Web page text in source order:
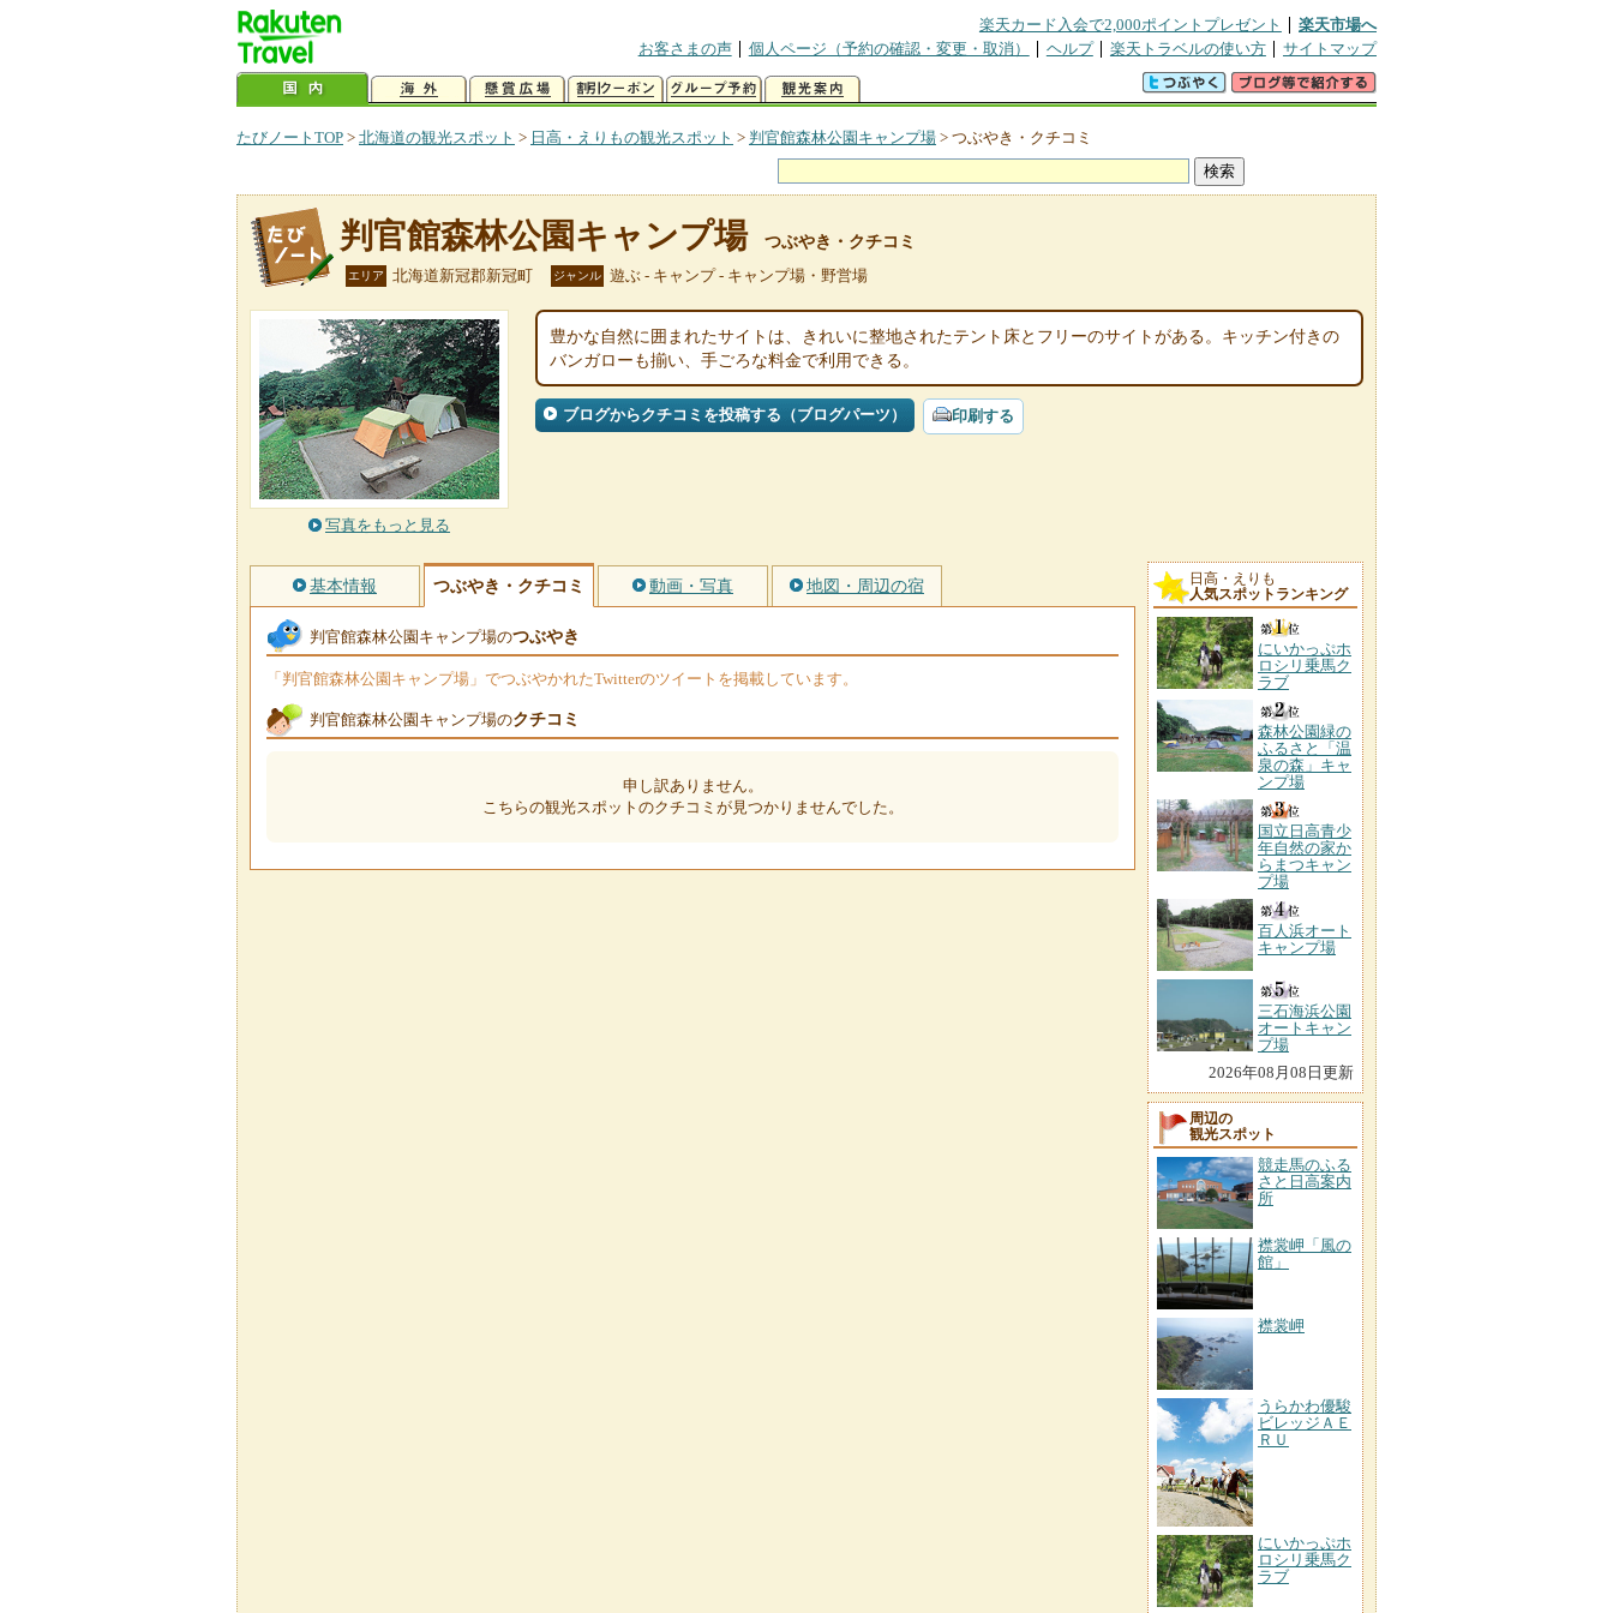
楽天カード入会で2,000ポイントプレゼント
楽天市場へ
お客さまの声
個人ページ（予約の確認・変更・取消） ヘルプ 楽天トラベルの使い方 サイトマップ
たびノートTOP > 北海道の観光スポット > 日高・えりもの観光スポット > 判官館森林公園キャンプ場 > つぶやき・クチコミ
判官館森林公園キャンプ場 つぶやき・クチコミ
エリア 北海道新冠郡新冠町 ジャンル 遊ぶ - キャンプ - キャンプ場・野営場
写真をもっと見る
豊かな自然に囲まれたサイトは、きれいに整地されたテント床とフリーのサイトがある。キッチン付きの
バンガローも揃い、手ごろな料金で利用できる。
ブログからクチコミを投稿する（ブログパーツ） 印刷する
基本情報 つぶやき・クチコミ 動画・写真 地図・周辺の宿
判官館森林公園キャンプ場のつぶやき
「判官館森林公園キャンプ場」でつぶやかれたTwitterのツイートを掲載しています。
判官館森林公園キャンプ場のクチコミ
申し訳ありません。
こちらの観光スポットのクチコミが見つかりませんでした。
日高・えりも
人気スポットランキング
にいかっぷホ
ロシリ乗馬ク
ラブ
森林公園緑の
ふるさと「温
泉の森」キャ
ンプ場
国立日高青少
年自然の家か
らまつキャン
プ場
百人浜オート
キャンプ場
三石海浜公園
オートキャン
プ場
2026年08月08日更新
周辺の
観光スポット
競走馬のふる
さと日高案内
所
襟裳岬「風の
館」
襟裳岬
うらかわ優駿
ビレッジＡＥ
ＲＵ
にいかっぷホ
ロシリ乗馬ク
ラブ